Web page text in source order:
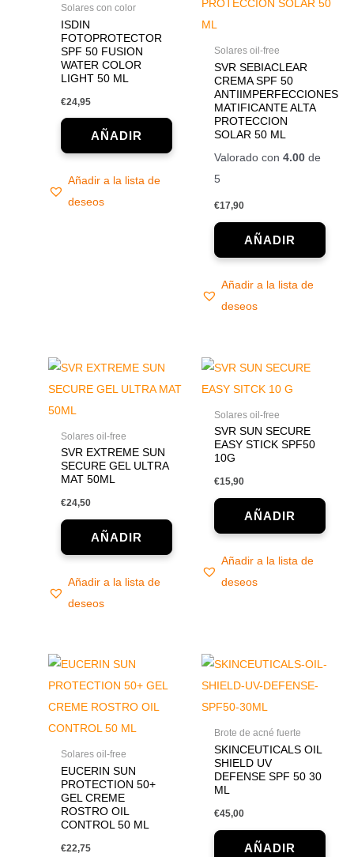
Solares con color
ISDIN
FOTOPROTECTOR
SPF 50 FUSION
WATER COLOR
LIGHT 50 ML
€24,95
Añadir a la lista de
deseos
Solares oil-free
SVR SEBIACLEAR
CREMA SPF 50
ANTIIMPERFECCIONES
MATIFICANTE ALTA
PROTECCION
SOLAR 50 ML
Valorado con 4.00de
5
€17,90
Añadir a la lista de
deseos
Solares oil-free
SVR EXTREME SUN
SECURE GEL ULTRA
MAT 50ML
€24,50
Añadir a la lista de
deseos
Solares oil-free
SVR SUN SECURE
EASY STICK SPF50
10G
€15,90
Añadir a la lista de
deseos
Solares oil-free
EUCERIN SUN
PROTECTION 50+
GEL CREME
ROSTRO OIL
CONTROL 50 ML
€22,75
Brote de acné fuerte
SKINCEUTICALS OIL
SHIELD UV
DEFENSE SPF 50 30
ML
€45,00